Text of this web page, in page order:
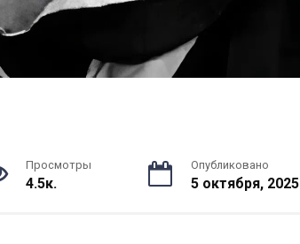
Просмотры
4.5к.
Опубликовано
5 октября, 2025